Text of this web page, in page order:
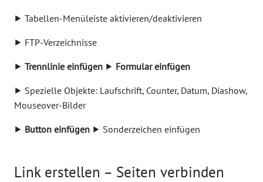
⯈ Tabellen-Menüleiste aktivieren/deaktivieren
⯈ FTP-Verzeichnisse
⯈ Trennlinie einfügen ⯈ Formular einfügen
⯈ Spezielle Objekte: Laufschrift, Counter, Datum, Diashow,
Mouseover-Bilder
⯈ Button einfügen ⯈ Sonderzeichen einfügen
Link erstellen – Seiten verbinden